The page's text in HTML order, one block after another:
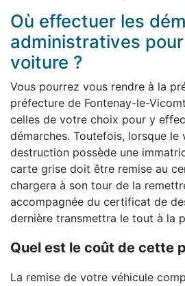
Où effectuer les
administratives
voiture ?
Vous pourrez vous rendre à la
préfecture de Fontenay-le-
celles de votre choix pour y
démarches. Toutefois, lorsque le
destruction possède une
carte grise doit être remise au
chargera à son tour de la
accompagnée du certificat de
dernière transmettra le tout à la
Quel est le coût de cette
La remise de votre véhicule